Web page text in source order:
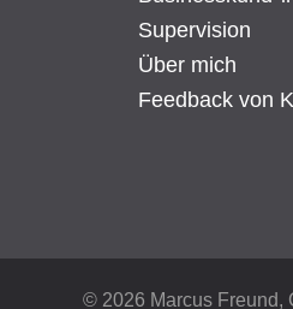
Supervision
Über mich
Feedback von
© 2026 Marcus Freund,